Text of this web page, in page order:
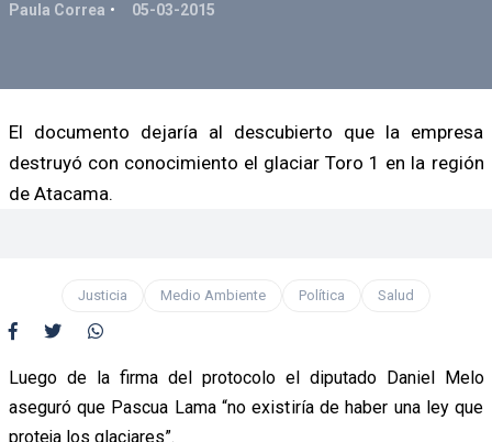
Paula Correa 05-03-2015
El documento dejaría al descubierto que la empresa
destruyó con conocimiento el glaciar Toro 1 en la región
de Atacama.
Justicia Medio Ambiente Política Salud
Luego de la firma del protocolo el diputado Daniel Melo
aseguró que Pascua Lama “no existiría de haber una ley que
proteja los glaciares”.